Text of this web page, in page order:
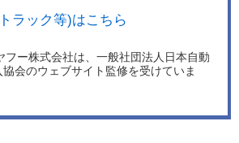
ラック等)はこちら
フー株式会社は、一般社団法人日本自動
協会のウェブサイト監修を受けていま